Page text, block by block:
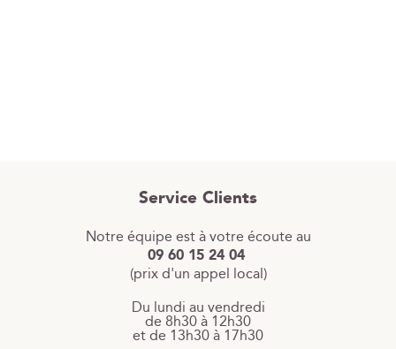
Service Clients
Notre équipe est à votre écoute au
09 60 15 24 04
(prix d'un appel local)
Du lundi au vendredi
de 8h30 à 12h30
et de 13h30 à 17h30